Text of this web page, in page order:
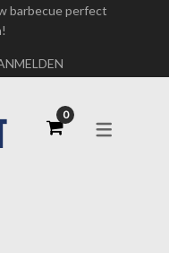
barbecue perfect